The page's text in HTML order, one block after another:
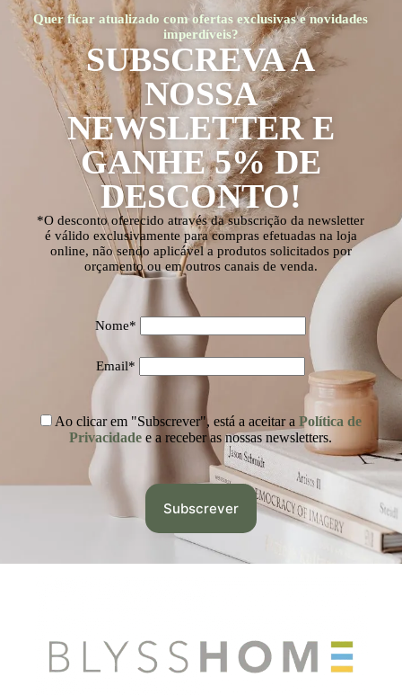
Quer ficar atualizado com ofertas exclusivas e novidades
imperdíveis?
SUBSCREVA A
NOSSA
NEWSLETTER E
GANHE 5% DE
DESCONTO!
*O desconto oferecido através da subscrição da newsletter
é válido exclusivamente para compras efetuadas na loja
online, não sendo aplicável a produtos solicitados por
orçamento ou em outros canais de venda.
Nome*
Email*
Ao clicar em "Subscrever", está a aceitar a Política de
Privacidade e a receber as nossas newsletters.